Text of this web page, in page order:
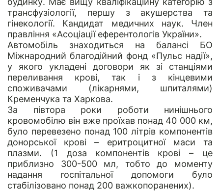
трансфузіології, першу з акушерства та
гінекології. Кандидат медичних наук. Член
правління «Асоціації еферентологів України».
Автомобіль знаходиться на балансі БО
Міжнародний благодійний фонд «Пульс надії»,
у якого укладені договори як зі станціями
переливання крові, так і з кінцевими
споживачами (лікарнями, шпиталями)
Кременчука та Харкова.
За півтора роки роботи нинішнього
кровомобілю він вже проїхав понад 40 000 км,
було перевезено понад 100 літрів компонентів
донорської крові – еритроцитної маси та
плазми. (1 доза компонентів крові – це
приблизно 300-500 мл, тобто до моменту
надання госпітальної допомоги було
стабілізовано понад 200 важкопоранених).